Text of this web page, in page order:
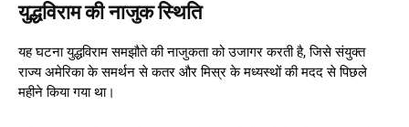
युद्धविराम की नाजुक स्थिति
यह घटना युद्धविराम समझौते की नाजुकता को उजागर करती है, जिसे संयुक्त
राज्य अमेरिका के समर्थन से कतर और मिस्र के मध्यस्थों की मदद से पिछले
महीने किया गया था।